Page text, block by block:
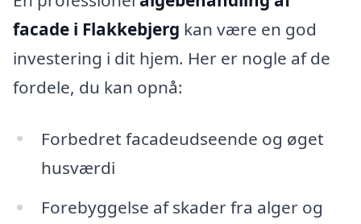
facade i Flakkebjerg kan være en god
investering i dit hjem. Her er nogle af de
fordele, du kan opnå:
Forbedret facadeudseende og øget
husværdi
Forebyggelse af skader fra alger og